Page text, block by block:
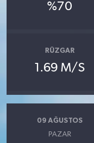
%70
RÜZGAR
1.69 M/S
09 AĞUSTOS
PAZAR